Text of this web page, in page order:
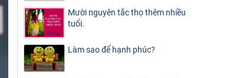
Mười nguyên tắc thọ thêm nhiều
tuổi.
Làm sao để hạnh phúc?